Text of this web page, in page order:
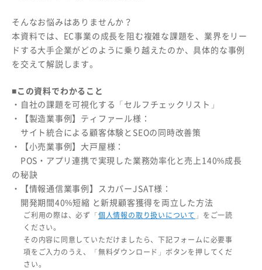
そんなお悩みはありませんか？
本資料では、EC事業の成長を阻む複雑な課題を、業界をリー
ドする大手企業がどのように乗り越えたのか、具体的な事例
を交えて解説します。
■この資料でわかること
・自社の課題を可視化する「セルフチェックリスト」
・【製造業事例】ティファール様：
サイト統合による顧客体験とSEOの同時改善策
・【小売業事例】大戸屋様：
POS・アプリ連携で実現した業務効率化と売上140%成長
の秘訣
・【情報通信業事例】スカパーJSAT様：
開発期間40%短縮 と新規顧客獲得を両立した方法
ご利用の際は、必ず「個人情報の取り扱いについて 」をご一読
ください。
その内容に同意していただけましたら、下記フォームに必要事
項をご入力のうえ、「無料ダウンロード」ボタンを押してくだ
さい。